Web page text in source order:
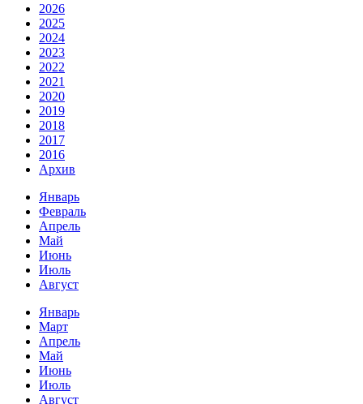
2026
2025
2024
2023
2022
2021
2020
2019
2018
2017
2016
Архив
Январь
Февраль
Апрель
Май
Июнь
Июль
Август
Январь
Март
Апрель
Май
Июнь
Июль
Август